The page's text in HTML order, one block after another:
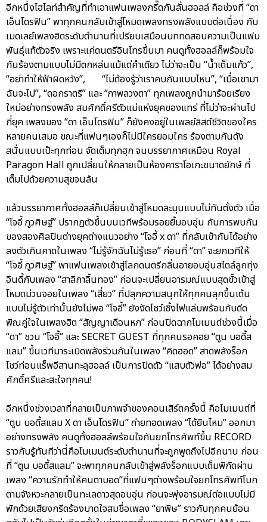
อีกหนึ่งไฮไลท์สำคัญที่ทำเอาแฟนเพลงกรี๊ดกันลั่นฮอลล์ คือช่วงที่ “ดา
เอ็นโดรฟิน” พาทุกคนกลับเข้าสู่โหมดเพลงทรงพลังแบบต่อเนื่อง กับ
เมดเลย์เพลงฮิตระดับตำนานที่เปรียบเสมือนบททดสอบความเป็นแฟน
พันธุ์แท้ตัวจริง เพราะแค่ดนตรีอินโทรขึ้นมา คนดูทั้งฮอลล์ก็พร้อมใจ
กันร้องตามแบบไม่มีตกหล่นแม้แต่คำเดียว ไม่ว่าจะเป็น “น้ำเต็มแก้ว”,
“อย่าทำให้ฟ้าผิดหวัง”, “ไม่ต้องรู้ว่าเราคบกันแบบไหน”, “เมื่อเขามา
ฉันจะไป”, “ดอกราตรี” และ “ภาพลวงตา” ทุกเพลงถูกนำมาร้อยเรียง
ใหม่อย่างทรงพลัง สมศักดิ์ศรีตัวแม่แห่งยุคของแทร่ ที่ไม่ว่าจะผ่านไป
กี่ยุค เพลงของ “ดา เอ็นโดรฟิน” ก็ยังคงอยู่ในเพลย์ลิสต์ชีวิตของใคร
หลายคนเสมอ ขณะที่แฟนๆเองก็ไม่มีใครยอมใคร ร้องตามกันดัง
สนั่นแบบเป๊ะทุกท่อน จัดเต็มทุกฮุก จนบรรยากาศเหมือน Royal
Paragon Hall ถูกเปลี่ยนให้กลายเป็นห้องคาราโอเกะขนาดยักษ์ ที่
เต็มไปด้วยความสุขจนล้น
แล้วบรรยากาศทั้งฮอลล์ก็เปลี่ยนเข้าสู่โหมดละมุนแบบไม่ทันตั้งตัว เมื่อ
“โจอี้ ภูวศิษฐ์” ปรากฏตัวขึ้นบนเวทีพร้อมรอยยิ้มอบอุ่น กับการพบกัน
ของสองศิลปินต่างยุคต่างแนวอย่าง “โจอี้ x ดา” ที่กลับเข้ากันได้อย่าง
ลงตัวเกินคาดในเพลง “ไม่รู้จักฉันไม่รู้เธอ” ก่อนที่ “ดา” จะยกเวทีให้
“โจอี้ ภูวศิษฐ์” พาแฟนเพลงเข้าสู่โลกดนตรีกลิ่นอายอบอุ่นสไตล์ลูกทุ่ง
อินดี้กับเพลง “สาลิกาลิ้นทอง” ก่อนจะเปลี่ยนอารมณ์แบบสุดขั้วเข้าสู่
โหมดม่วนจอยในเพลง “เสี่ยว” ที่ปลุกความสนุกให้ทุกคนลุกขึ้นเต้น
แบบไม่รู้ตัวเท่านั้นยังไม่พอ “โจอี้” ยังงัดโชว์เซิ้งไฟแล่บพร้อมกับดีด
พิณคู่ใจในเพลงฮิต “สัญญาเดือนหก” ก่อนปิดฉากโมเมนต์ช่วงนี้เมื่อ
“ดา” ชวน “โจอี้” และ SECRET GUEST ที่ทุกคนรอคอย “ตูน บอดี้ส
แลม” ขึ้นเวทีมาระเบิดพลังร่วมกันในเพลง “คิดฮอด” สาดพลังร็อก
โชว์ท่อนแร็พอีสานทะลุฮอลล์ เป็นการปิดตัว “แสบตัวพ่อ” ได้อย่างสม
ศักดิ์ศรีและสะใจทุกคน!
อีกหนึ่งช่วงเวลาที่กลายเป็นภาพจำของคอนเสิร์ตครั้งนี้ คือโมเมนต์ที่
“ตูน บอดี้สแลม X ดา เอ็นโดรฟิน” ถ่ายทอดเพลง “ได้ยินไหม” ออกมา
อย่างทรงพลัง คนดูทั้งฮอลล์พร้อมใจกันยกโทรศัพท์ขึ้น RECORD
ราวกับรู้ทันทีว่านี่คือโมเมนต์ระดับตำนานที่จะถูกพูดถึงไปอีกนาน ก่อน
ที่ “ตูน บอดี้สแลม” จะพาทุกคนกลับเข้าสู่พลังร็อกแบบเต็มพิกัดผ่าน
เพลง “ความรักทำให้คนตาบอด”ที่แฟนๆต่างพร้อมใจยกโทรศัพท์โบก
ตามจังหวะกลายเป็นทะเลดาวสุดอบอุ่น ก่อนจะพุ่งอารมณ์ต่อแบบไม่มี
พักด้วยเสียงกรีดร้องบาดใจสมชื่อเพลง “ยาพิษ” ราวกับทุกคนย้อน